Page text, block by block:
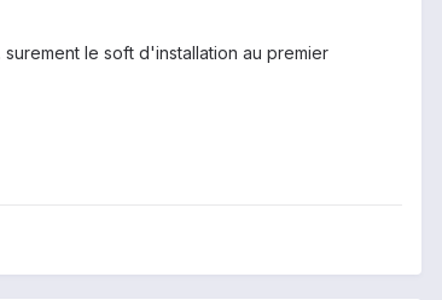
le soft d'installation au premier